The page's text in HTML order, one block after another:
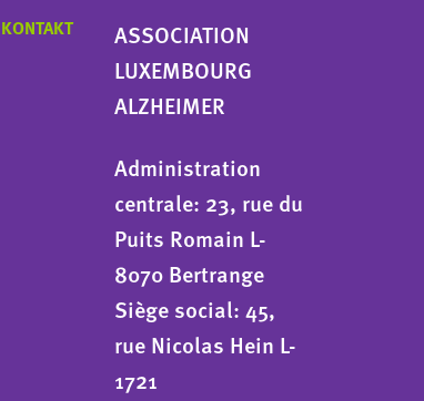
KONTAKT
ASSOCIATION
LUXEMBOURG
ALZHEIMER
Administration
centrale: 23, rue du
Puits Romain L-
8070 Bertrange
Siège social: 45,
rue Nicolas Hein L-
1721